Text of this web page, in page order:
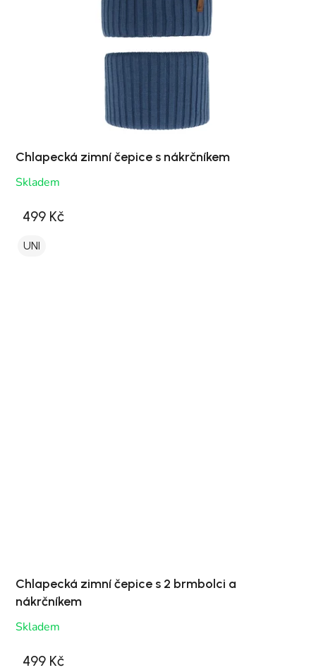
Chlapecká zimní čepice s nákrčníkem
Skladem
499 Kč
UNI
Chlapecká zimní čepice s 2 brmbolci a
nákrčníkem
Skladem
499 Kč